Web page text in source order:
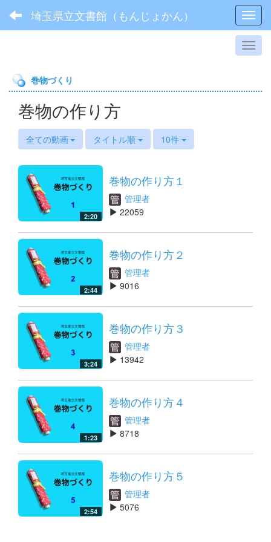
埼玉県立文書館（もんじょかん）
巻物づくり
巻物の作り方
全ての動画 タイトル順 10件
2:20
巻物の作り方１
管理者
22059
2:44
巻物の作り方２
管理者
9016
3:24
巻物の作り方３
管理者
13942
1:23
巻物の作り方４
管理者
8718
2:54
巻物の作り方５
管理者
5076